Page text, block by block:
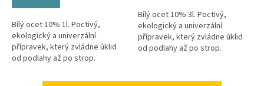
Bílý ocet 10% 1l. Poctivý,
ekologický a univerzální
přípravek, který zvládne úklid
od podlahy až po strop.
Bílý ocet 10% 3l. Poctivý,
ekologický a univerzální
přípravek, který zvládne úklid
od podlahy až po strop.